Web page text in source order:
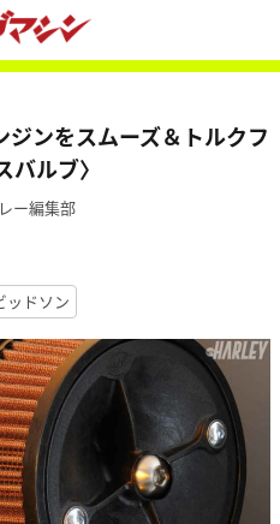
ンをスムーズ＆トルクフ
ルブ〉
ー編集部
ッドソン